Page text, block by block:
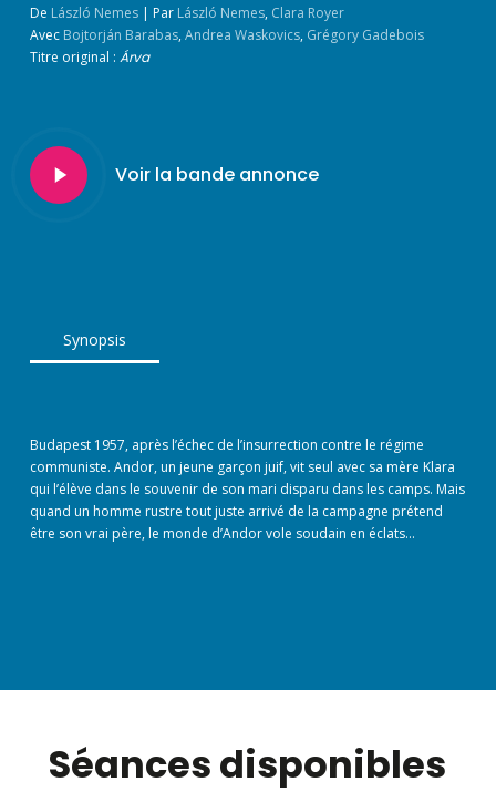
De László Nemes | Par László Nemes, Clara Royer
Avec Bojtorján Barabas,Andrea Waskovics, Grégory Gadebois
Titre original : Árva
Play
Video
Voir la bande annonce
Synopsis
Budapest 1957, après l’échec de l’insurrection contre le régime
communiste. Andor, un jeune garçon juif, vit seul avec sa mère Klara
qui l’élève dans le souvenir de son mari disparu dans les camps. Mais
quand un homme rustre tout juste arrivé de la campagne prétend
être son vrai père, le monde d’Andor vole soudain en éclats…
Séances disponibles